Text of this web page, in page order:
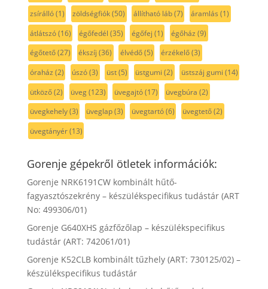
zsírálló(1) zöldségfiók(50) állítható láb(7) áramlás (1)
átlátszó(16) égőfedél (35) égőfej (1) égőház (9)
égőtető(27) ékszíj (36) élvédő(5) érzékelő(3)
óraház (2) úszó(3) üst(5) üstgumi (2) üstszáj gumi (14)
ütköző(2) üveg(123) üvegajtó(17) üvegbúra (2)
üvegkehely(3) üveglap(3) üvegtartó(6) üvegtető(2)
üvegtányér(13)
Gorenje gépekről ötletek információk:
Gorenje NRK6191CW kombinált hűtő-
fagyasztószekrény – készülékspecifikus tudástár (ART
No: 499306/01)
Gorenje G640XHS gázfőzőlap – készülékspecifikus
tudástár (ART: 742061/01)
Gorenje K52CLB kombinált tűzhely (ART: 730125/02) –
készülékspecifikus tudástár